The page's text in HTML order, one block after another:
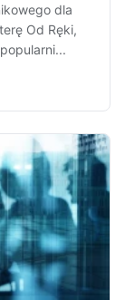
dla
Od Ręki,